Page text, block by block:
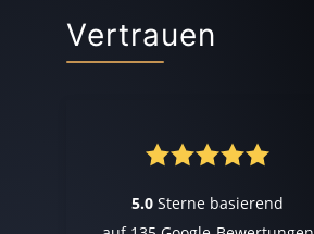
Vertrauen
5.0 Sterne basierend